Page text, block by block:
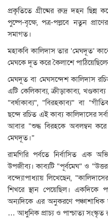
প্রকৃতিতে গ্রীষ্মের রুদ্র দহন
পুষ্পে-বৃক্ষে, পত্র-পল্লবে নতুন
সমাগত।
মহাকবি কালিদাস তার ‘মেঘদূত’
মেঘকে দূত করে কৈলাশে
মেঘদূত বা মেঘসন্দেশ কালিদাস
এটি কেলিকাব্য, ক্রীড়াকাব্য,
“বর্ষাকাব্য”, “বিরহকাব্য” বা
ছন্দে রচিত এই কাব্য কালিদাসের
আবার “শুদ্ধ বিরহকে অবলম্বন করে
মেঘদূত।”
রামগিরি পর্বতে নির্বাসিত এক
উপজীব্য। কাব্যটি “পূর্বমেঘ” ও
বন্দ্যোপাধ্যায় লিখেছেন,
শিখরে স্থান পেয়েছিল। একদিকে
অন্যদিকে এর অনুকরণে পঞ্চাশাধিক
… আধুনিক প্রাচ্য ও পাশ্চাত্য সংস্কৃত